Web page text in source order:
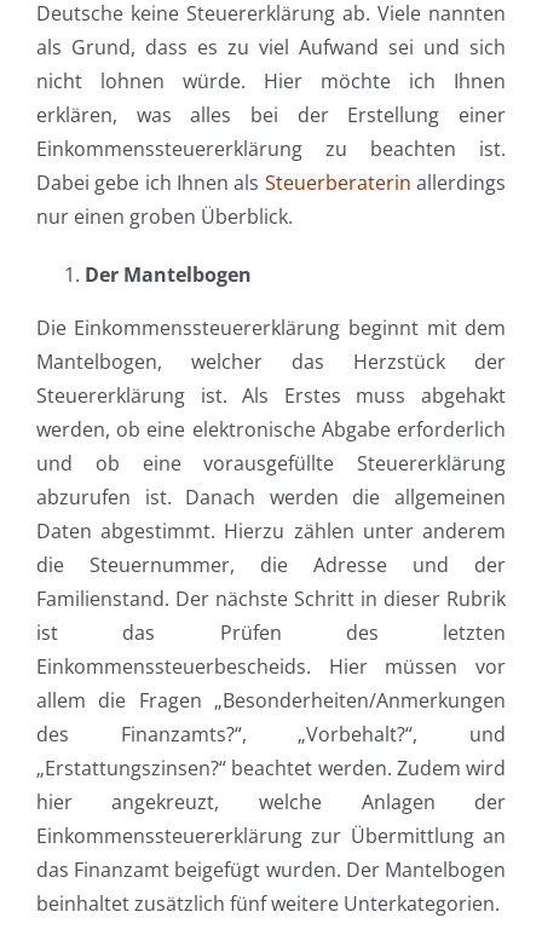
Deutsche keine Steuererklärung ab. Viele nannten
als Grund, dass es zu viel Aufwand sei und sich
nicht lohnen würde. Hier möchte ich Ihnen
erklären, was alles bei der Erstellung einer
Einkommenssteuererklärung zu beachten ist.
Dabei gebe ich Ihnen als Steuerberaterin allerdings
nur einen groben Überblick.
Der Mantelbogen
Die Einkommenssteuererklärung beginnt mit dem
Mantelbogen, welcher das Herzstück der
Steuererklärung ist. Als Erstes muss abgehakt
werden, ob eine elektronische Abgabe erforderlich
und ob eine vorausgefüllte Steuererklärung
abzurufen ist. Danach werden die allgemeinen
Daten abgestimmt. Hierzu zählen unter anderem
die Steuernummer, die Adresse und der
Familienstand. Der nächste Schritt in dieser Rubrik
ist das Prüfen des letzten
Einkommenssteuerbescheids. Hier müssen vor
allem die Fragen „Besonderheiten/Anmerkungen
des Finanzamts?“, „Vorbehalt?“, und
„Erstattungszinsen?“ beachtet werden. Zudem wird
hier angekreuzt, welche Anlagen der
Einkommenssteuererklärung zur Übermittlung an
das Finanzamt beigefügt wurden. Der Mantelbogen
beinhaltet zusätzlich fünf weitere Unterkategorien.